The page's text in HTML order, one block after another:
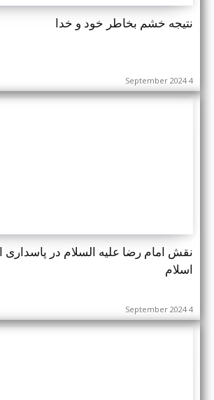
نتیجه خشم بخاطر خود و خدا
4 September 2024
نقش امام رضا علیه ‌السلام در پاسداری
اسلام
4 September 2024